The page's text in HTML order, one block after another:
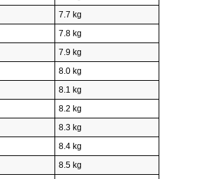
7.7 kg
7.8 kg
7.9 kg
8.0 kg
8.1 kg
8.2 kg
8.3 kg
8.4 kg
8.5 kg